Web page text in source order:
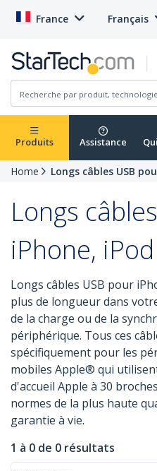
France Français
Produits Assistance
Home Longs câbles USB
Longs
iPhone,
Longs câbles USB pour
plus de longueur dans
de la charge ou de la
périphérique. Tous ces
spécifiquement pour les
mobiles Apple® qui
d'accueil Apple à 30
normes de la plus haute
garantie à vie.
1 à 0 de 0 résultats